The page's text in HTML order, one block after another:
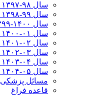
سال ۹۸-۱۳۹۷ کتاب قصاص
سال ۹۹-۱۳۹۸‍ کتاب قضا
سال ۱۴۰۰-۱۳۹۹ کتاب قضا
سال ۰۱-۱۴۰۰ کتاب قضا
سال ۰۲-۱۴۰۱ کتاب قضاء
سال ۰۳-۱۴۰۲ کتاب شهادات
سال ۰۴-۱۴۰۳ کتاب شهادات
سال ۰۵-۱۴۰۴ فقه العقود
مسائل پزشکی
قاعده فراغ